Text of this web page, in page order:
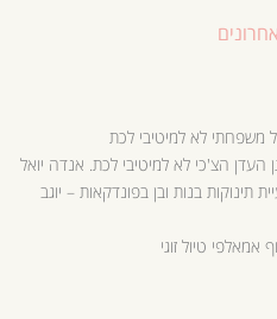
משפחתי לא למיטיבי לכת
העדן הצ'כי לא למיטיבי לכת. אנדה יואל
תינוקות בנות ובן בפונדקאות – יוגב
אמאלפי טיול זוגי